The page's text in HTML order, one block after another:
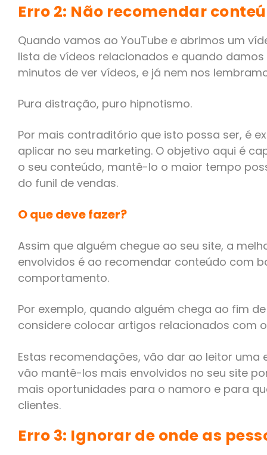
Erro 2: Não recomendar
Quando vamos ao YouTube e abrimos um
lista de vídeos relacionados e quando
minutos de ver vídeos, e já nem nos
Pura distração, puro hipnotismo.
Por mais contraditório que isto possa ser, é
aplicar no seu marketing. O objetivo aqui é
o seu conteúdo, mantê-lo o maior tempo
do funil de vendas.
O que deve fazer?
Assim que alguém chegue ao seu site, a
envolvidos é ao recomendar conteúdo com
comportamento.
Por exemplo, quando alguém chega ao fim
considere colocar artigos relacionados com
Estas recomendações, vão dar ao leitor uma
vão mantê-los mais envolvidos no seu site
mais oportunidades para o namoro e para
clientes.
Erro 3: Ignorar de onde as